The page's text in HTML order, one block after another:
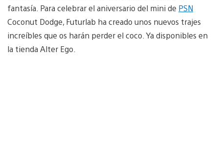
fantasía. Para celebrar el aniversario del mini de PSN
Coconut Dodge, Futurlab ha creado unos nuevos trajes
increíbles que os harán perder el coco. Ya disponibles en
la tienda Alter Ego.